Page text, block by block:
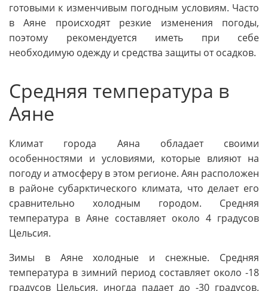
готовыми к изменчивым погодным условиям. Часто
в Аяне происходят резкие изменения погоды,
поэтому рекомендуется иметь при себе
необходимую одежду и средства защиты от осадков.
Средняя температура в
Аяне
Климат города Аяна обладает своими
особенностями и условиями, которые влияют на
погоду и атмосферу в этом регионе. Аян расположен
в районе субарктического климата, что делает его
сравнительно холодным городом. Средняя
температура в Аяне составляет около 4 градусов
Цельсия.
Зимы в Аяне холодные и снежные. Средняя
температура в зимний период составляет около -18
градусов Цельсия, иногда падает до -30 градусов.